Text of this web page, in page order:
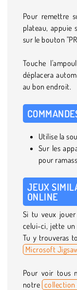
Pour remettre
plateau, appuie
sur le bouton
Touche
déplacera
au bon endroit.
Utilise la
Sur les
pour
JEUX
ONLINE
Si tu veux
celui-ci, jette
Tu y trouveras
Microsoft
Pour voir tous
notre collection